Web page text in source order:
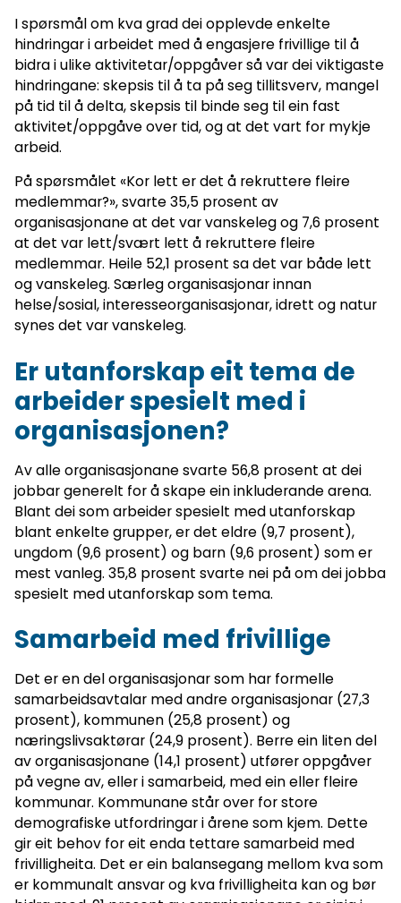
I spørsmål om kva grad dei opplevde enkelte
hindringar i arbeidet med å engasjere frivillige til å
bidra i ulike aktivitetar/oppgåver så var dei viktigaste
hindringane: skepsis til å ta på seg tillitsverv, mangel
på tid til å delta, skepsis til binde seg til ein fast
aktivitet/oppgåve over tid, og at det vart for mykje
arbeid.
På spørsmålet «Kor lett er det å rekruttere fleire
medlemmar?», svarte 35,5 prosent av
organisasjonane at det var vanskeleg og 7,6 prosent
at det var lett/svært lett å rekruttere fleire
medlemmar. Heile 52,1 prosent sa det var både lett
og vanskeleg. Særleg organisasjonar innan
helse/sosial, interesseorganisasjonar, idrett og natur
synes det var vanskeleg.
Er utanforskap eit tema de
arbeider spesielt med i
organisasjonen?
Av alle organisasjonane svarte 56,8 prosent at dei
jobbar generelt for å skape ein inkluderande arena.
Blant dei som arbeider spesielt med utanforskap
blant enkelte grupper, er det eldre (9,7 prosent),
ungdom (9,6 prosent) og barn (9,6 prosent) som er
mest vanleg. 35,8 prosent svarte nei på om dei jobba
spesielt med utanforskap som tema.
Samarbeid med frivillige
Det er en del organisasjonar som har formelle
samarbeidsavtalar med andre organisasjonar (27,3
prosent), kommunen (25,8 prosent) og
næringslivsaktørar (24,9 prosent). Berre ein liten del
av organisasjonane (14,1 prosent) utfører oppgåver
på vegne av, eller i samarbeid, med ein eller fleire
kommunar. Kommunane står over for store
demografiske utfordringar i årene som kjem. Dette
gir eit behov for eit enda tettare samarbeid med
frivilligheita. Det er ein balansegang mellom kva som
er kommunalt ansvar og kva frivilligheita kan og bør